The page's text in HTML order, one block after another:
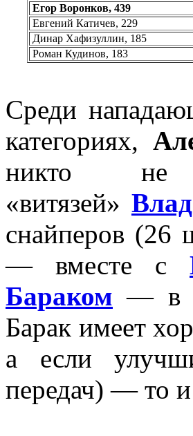
Егор Воронков, 439
Евгений Катичев, 229
Динар Хафизуллин, 185
Роман Кудинов, 183
Среди
категориях,
никто не
«витязей»
снайперов
— вместе с
Бараком — в
Барак имеет
а если
передач) — то